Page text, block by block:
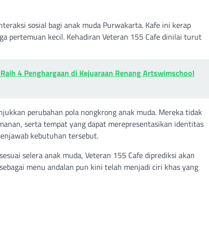
sosial bagi anak muda Purwakarta. Kafe ini kerap
pertemuan kecil. Kehadiran Veteran 155 Cafe dinilai turut
4 Penghargaan di Kejuaraan Renang Artswimschool
perubahan pola nongkrong anak muda. Mereka tidak
serta tempat yang dapat merepresentasikan identitas
kebutuhan tersebut.
selera anak muda, Veteran 155 Cafe diprediksi akan
menu andalan pun kini telah menjadi ciri khas yang